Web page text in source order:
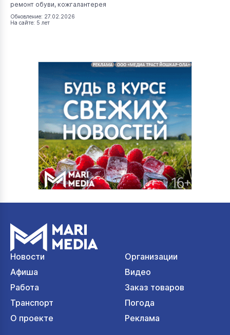
ремонт обуви, кожгалантерея
Обновление: 27.02.2026
На сайте: 5 лет
Новости
Организации
Афиша
Видео
Работа
Заказ товаров
Транспорт
Погода
О проекте
Реклама